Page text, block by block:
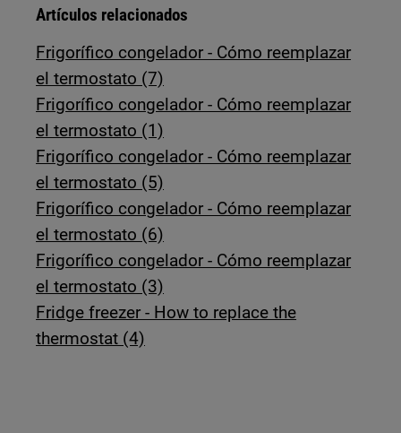
Artículos relacionados
Frigorífico congelador - Cómo reemplazar
el termostato (7)
Frigorífico congelador - Cómo reemplazar
el termostato (1)
Frigorífico congelador - Cómo reemplazar
el termostato (5)
Frigorífico congelador - Cómo reemplazar
el termostato (6)
Frigorífico congelador - Cómo reemplazar
el termostato (3)
Fridge freezer - How to replace the
thermostat (4)